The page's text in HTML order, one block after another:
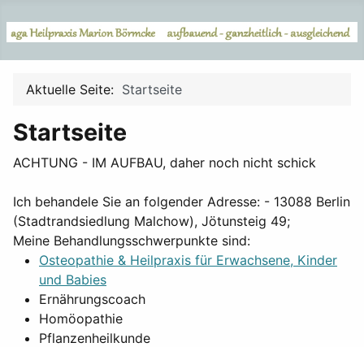
Aktuelle Seite: Startseite
Startseite
ACHTUNG - IM AUFBAU, daher noch nicht schick
Ich behandele Sie an folgender Adresse: - 13088 Berlin
(Stadtrandsiedlung Malchow), Jötunsteig 49;
Meine Behandlungsschwerpunkte sind:
Osteopathie & Heilpraxis für Erwachsene, Kinder
und Babies
Ernährungscoach
Homöopathie
Pflanzenheilkunde